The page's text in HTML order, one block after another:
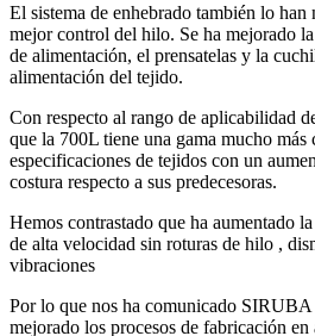
El sistema de enhebrado también lo
mejor control del hilo. Se ha mejorado
de alimentación, el prensatelas y la
alimentación del tejido.
Con respecto al rango de aplicabilidad
que la 700L tiene una gama mucho más
especificaciones de tejidos con un
costura respecto a sus predecesoras.
Hemos contrastado que ha aumentado
de alta velocidad sin roturas de hilo ,
vibraciones
Por lo que nos ha comunicado SIRUBA
mejorado los procesos de fabricación